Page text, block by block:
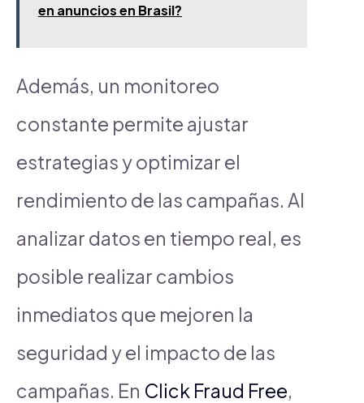
en anuncios en Brasil?
Además, un monitoreo
constante permite ajustar
estrategias y optimizar el
rendimiento de las campañas. Al
analizar datos en tiempo real, es
posible realizar cambios
inmediatos que mejoren la
seguridad y el impacto de las
campañas. En Click Fraud Free,